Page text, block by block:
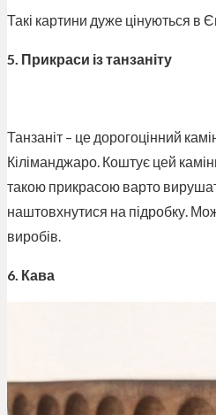
Такі картини дуже цінуються в
5. Прикраси із танзаніту
Танзаніт – це дорогоцінний
Кіліманджаро. Коштує цей
такою прикрасою варто
наштовхнутися на підробку.
виробів.
6. Кава